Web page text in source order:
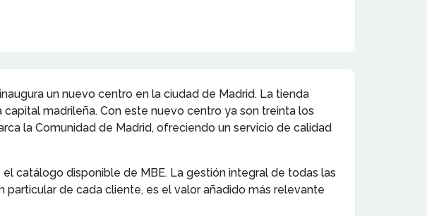
un nuevo centro en la ciudad de Madrid. La tienda
madrileña. Con este nuevo centro ya son treinta los
la Comunidad de Madrid, ofreciendo un servicio de calidad
catálogo disponible de MBE. La gestión integral de todas las
de cada cliente, es el valor añadido más relevante